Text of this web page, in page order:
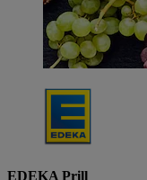
EDEKA Prill